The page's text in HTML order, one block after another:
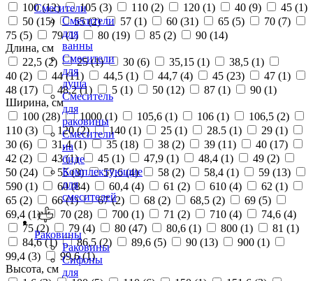
Смесители
Смесители
для
ванны
Смесители
для
душа
Смеситель
для
раковины
Смесители
на
биде
Комплектующие
для
смесителей
Раковины
Раковины
Сифоны
для
100 (12) 105 (3) 110 (2) 120 (1) 40 (9) 45 (1)
50 (15) 55 (2) 57 (1) 60 (31) 65 (5) 70 (7)
75 (5) 79 (1) 80 (19) 85 (2) 90 (14)
Длина, см
22,5 (2) 25 (1) 30 (6) 35,15 (1) 38,5 (1)
40 (2) 44 (11) 44,5 (1) 44,7 (4) 45 (23) 47 (1)
48 (17) 48,2 (1) 5 (1) 50 (12) 87 (1) 90 (1)
Ширина, см
100 (28) 1000 (1) 105,6 (1) 106 (1) 106,5 (2)
110 (3) 120 (2) 140 (1) 25 (1) 28.5 (1) 29 (1)
30 (6) 31,4 (1) 35 (18) 38 (2) 39 (11) 40 (17)
42 (2) 43 (1) 45 (1) 47,9 (1) 48,4 (1) 49 (2)
50 (24) 55 (3) 57,6 (4) 58 (2) 58,4 (1) 59 (13)
590 (1) 60 (84) 60,4 (4) 61 (2) 610 (4) 62 (1)
65 (2) 66 (1) 67 (2) 68 (2) 68,5 (2) 69 (5)
69,4 (1) 70 (28) 700 (1) 71 (2) 710 (4) 74,6 (4)
75 (2) 79 (4) 80 (47) 80,6 (1) 800 (1) 81 (1)
84,6 (1) 86,5 (2) 89,6 (5) 90 (13) 900 (1)
99,4 (3) 99,6 (1)
Высота, см